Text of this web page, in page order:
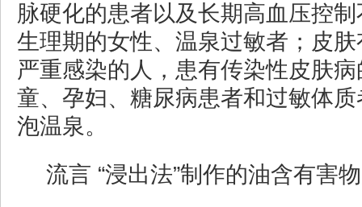
脉硬化的患者以及长期高血压控
生理期的女性、温泉过敏者；皮
严重感染的人，患有传染性皮肤
童、孕妇、糖尿病患者和过敏体
泡温泉。
流言 “浸出法”制作的油含有害